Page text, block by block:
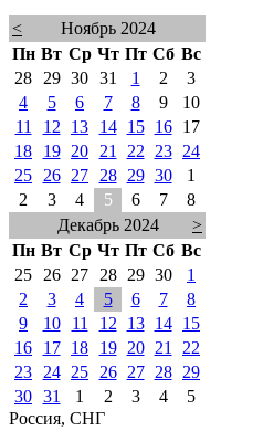
<
Ноябрь 2024
Пн Вт Ср Чт Пт Сб Вс
28
29 30 31 1 2
3
4
5 6 7 8 9
10
11
12 13 14 15 16
17
18
19 20 21 22 23
24
25
26 27 28 29 30
1
2
3 4 5 6 7
8
Декабрь 2024
>
Пн Вт Ср Чт Пт Сб Вс
25
26 27 28 29 30
1
2
3 4 5 6 7
8
9
10 11 12 13 14
15
16
17 18 19 20 21
22
23
24 25 26 27 28
29
30 31 1 2 3 4
5
Россия, СНГ